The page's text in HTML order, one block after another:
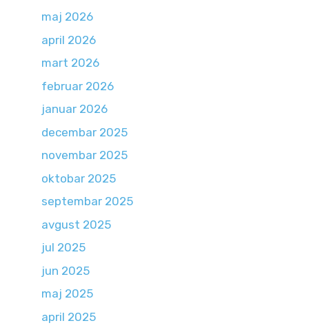
maj 2026
april 2026
mart 2026
februar 2026
januar 2026
decembar 2025
novembar 2025
oktobar 2025
septembar 2025
avgust 2025
jul 2025
jun 2025
maj 2025
april 2025